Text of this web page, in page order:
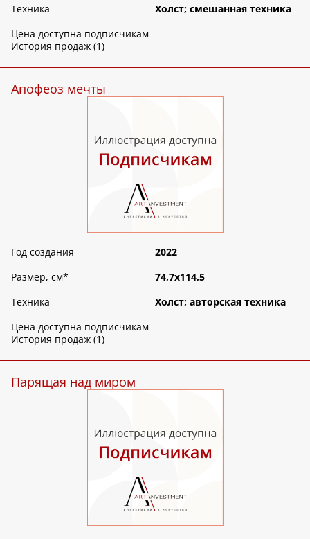
Техника
Холст; смешанная техника
Цена доступна подписчикам
История продаж (1)
Апофеоз мечты
Год создания
2022
Размер, см*
74,7х114,5
Техника
Холст; авторская техника
Цена доступна подписчикам
История продаж (1)
Парящая над миром